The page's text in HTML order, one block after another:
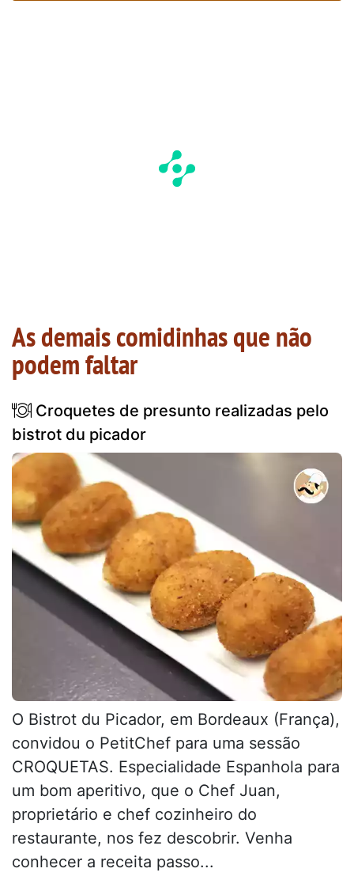
As demais comidinhas que não
podem faltar
Croquetes de presunto realizadas pelo
bistrot du picador
O Bistrot du Picador, em Bordeaux (França),
convidou o PetitChef para uma sessão
CROQUETAS. Especialidade Espanhola para
um bom aperitivo, que o Chef Juan,
proprietário e chef cozinheiro do
restaurante, nos fez descobrir. Venha
conhecer a receita passo...